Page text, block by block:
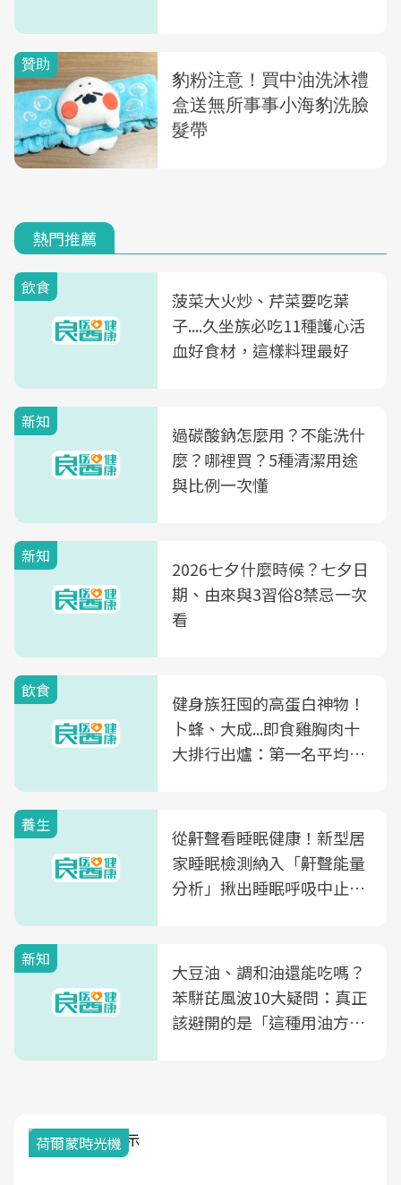
熱門推薦
飲食
菠菜大火炒、芹菜要吃葉
子....久坐族必吃11種護心活
血好食材，這樣料理最好
新知
過碳酸鈉怎麼用？不能洗什
麼？哪裡買？5種清潔用途
與比例一次懂
新知
2026七夕什麼時候？七夕日
期、由來與3習俗8禁忌一次
看
飲食
健身族狂囤的高蛋白神物！
卜蜂、大成...即食雞胸肉十
大排行出爐：第一名平均一
養生
從鼾聲看睡眠健康！新型居
家睡眠檢測納入「鼾聲能量
分析」揪出睡眠呼吸中止症
新知
大豆油、調和油還能吃嗎？
苯駢芘風波10大疑問：真正
該避開的是「這種用油方
荷爾蒙時光機